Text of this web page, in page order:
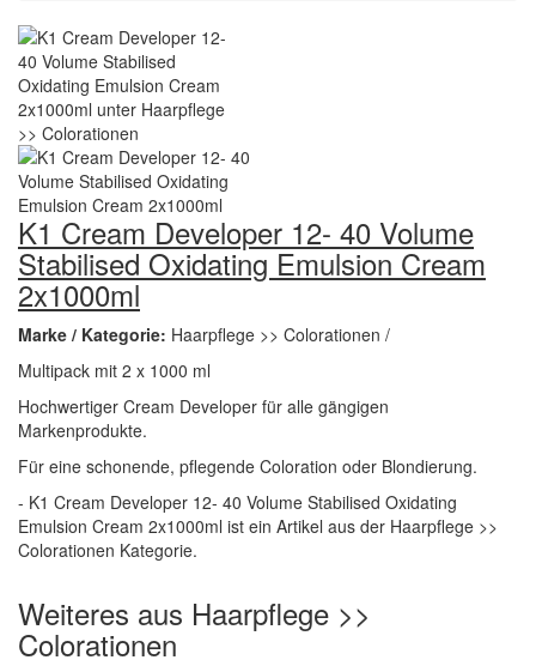
K1 Cream Developer 12- 40 Volume
Stabilised Oxidating Emulsion Cream
2x1000ml
Marke / Kategorie: Haarpflege >> Colorationen /
Multipack mit 2 x 1000 ml
Hochwertiger Cream Developer für alle gängigen
Markenprodukte.
Für eine schonende, pflegende Coloration oder Blondierung.
- K1 Cream Developer 12- 40 Volume Stabilised Oxidating
Emulsion Cream 2x1000ml ist ein Artikel aus der Haarpflege >>
Colorationen Kategorie.
Weiteres aus Haarpflege >>
Colorationen